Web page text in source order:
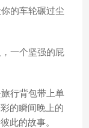
的车轮碾过尘
一个坚强的屁
行背包带上单
的瞬间晚上的
此的故事。